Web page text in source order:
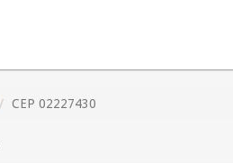
CEP 02227430